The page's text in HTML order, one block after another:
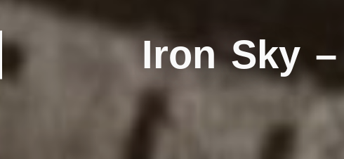
Iron Sky